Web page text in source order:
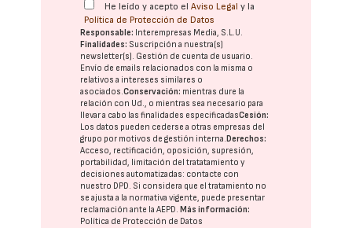
He leído y acepto elAviso Legal y la
Política de Protección de Datos
Responsable: Interempresas Media, S.L.U.
Finalidades: Suscripción a nuestra(s)
newsletter(s). Gestión de cuenta de usuario.
Envío de emails relacionados con la misma o
relativos a intereses similares o
asociados.Conservación: mientras dure la
relación con Ud., o mientras sea necesario para
llevar a cabo las finalidades especificadasCesión:
Los datos pueden cederse a otras empresas del
grupo por motivos de gestión interna. Derechos:
Acceso, rectificación, oposición, supresión,
portabilidad, limitación del tratatamiento y
decisiones automatizadas: contacte con
nuestro DPD. Si considera que el tratamiento no
se ajusta a la normativa vigente, puede presentar
reclamación ante laAEPD. Más información:
Política de Protección de Datos